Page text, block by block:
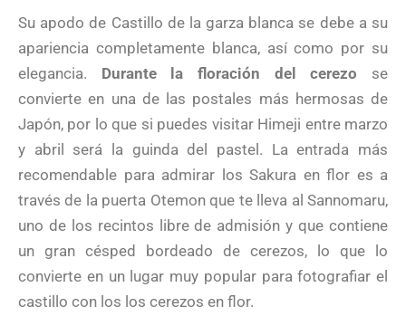
Su apodo de Castillo de la garza blanca se debe a su
apariencia completamente blanca, así como por su
elegancia. Durante la floración del cerezo se
convierte en una de las postales más hermosas de
Japón, por lo que si puedes visitar Himeji entre marzo
y abril será la guinda del pastel. La entrada más
recomendable para admirar los Sakura en flor es a
través de la puerta Otemon que te lleva al Sannomaru,
uno de los recintos libre de admisión y que contiene
un gran césped bordeado de cerezos, lo que lo
convierte en un lugar muy popular para fotografiar el
castillo con los los cerezos en flor.